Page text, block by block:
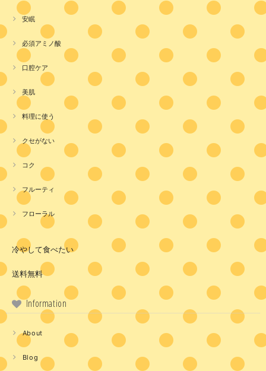
安眠
必須アミノ酸
口腔ケア
美肌
料理に使う
クセがない
コク
フルーティ
フローラル
冷やして食べたい
送料無料
Information
About
Blog